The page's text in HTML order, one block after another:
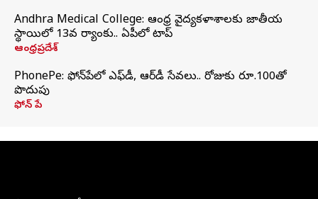
Andhra Medical College: ఆంధ్ర వైద్యకళాశాలకు జాతీయ
స్థాయిలో 13వ ర్యాంకు.. ఏపీలో టాప్
ఆంధ్రప్రదేశ్
PhonePe: ఫోన్‌పేలో ఎఫ్‌డీ, ఆర్‌డీ సేవలు.. రోజుకు రూ.100తో
పొదుపు
ఫోన్‌ పే